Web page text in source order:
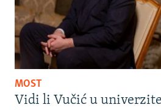
MOST
Vidi li Vučić u